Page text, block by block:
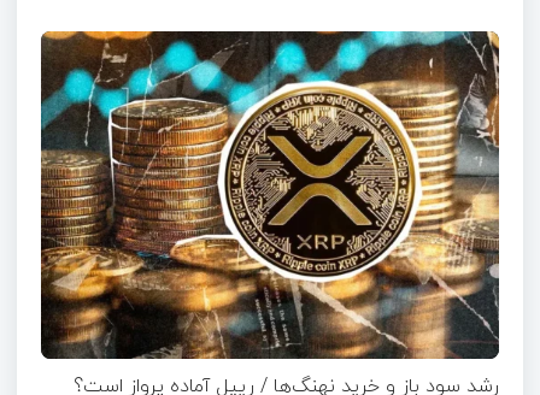
رشد سود باز و خرید نهنگ‌ها / ریپل آماده پرواز است؟